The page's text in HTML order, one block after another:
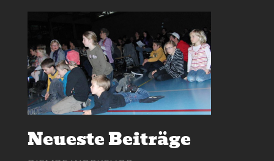
Neueste Beiträge